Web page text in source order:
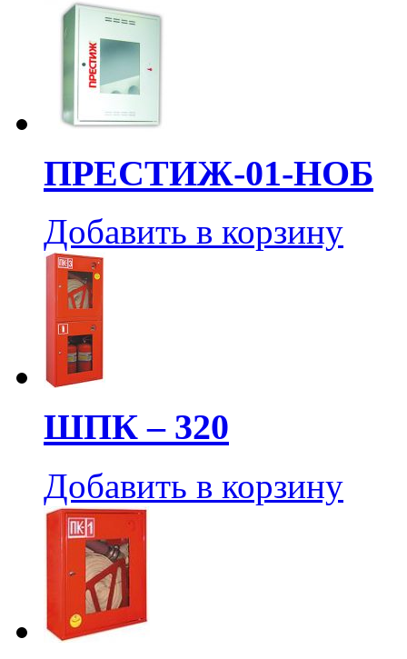
ПРЕСТИЖ-01-НОБ
Добавить в корзину
ШПК – 320
Добавить в корзину